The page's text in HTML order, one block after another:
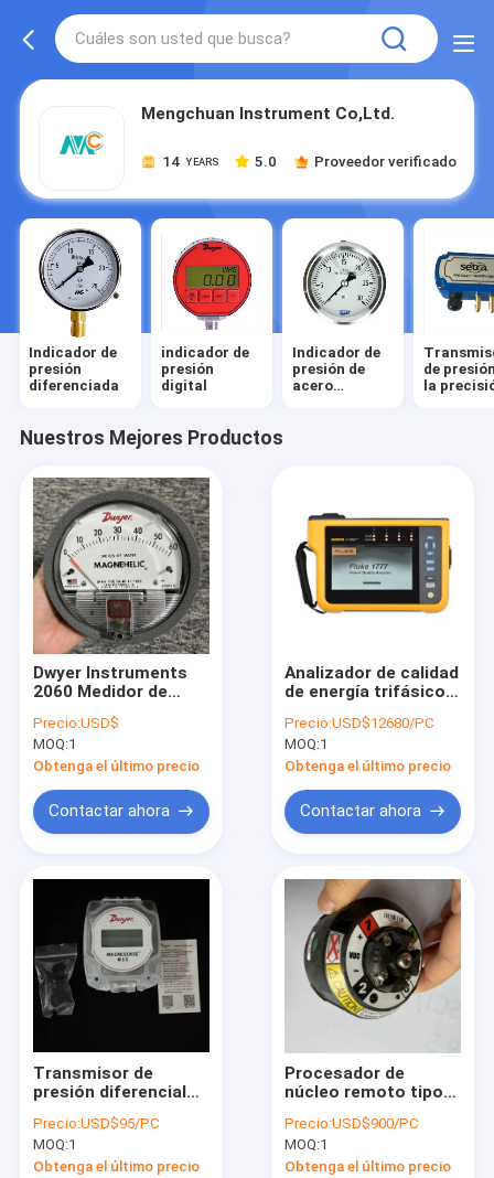
Mengchuan Instrument Co,Ltd.
14 YEARS 5.0 Proveedor verificado
Indicador de
presión
diferenciada
indicador de
presión
digital
Indicador de
presión de
acero
de
la
Nuestros Mejores Productos
Dwyer Instruments
2060 Medidor de
0-60 en H20, 2% Acc,
serie Magnéhélica
Precio:USD$
MOQ:1
Obtenga el último precio
Contactar ahora
Analizador de calidad
de energía trifásico
seguridad de 1000 V
CAT III/600 V CAT IV,
muestreo síncrono
de transitorios de 8
kV
Precio:USD$12680/PC
MOQ:1
Obtenga el último precio
Contactar ahora
Transmisor de
presión diferencial
MSX-S13-PA
Precio:USD$95/PC
MOQ:1
Obtenga el último precio
Procesador de
núcleo remoto tipo
Micro para el sensor
de flujo Micro Motion
CMF025
Precio:USD$900/PC
MOQ:1
Obtenga el último precio